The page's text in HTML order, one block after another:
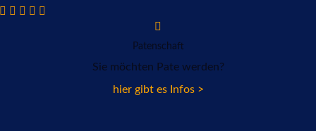
Patenschaft
Sie möchten Pate werden?
hier gibt es Infos >